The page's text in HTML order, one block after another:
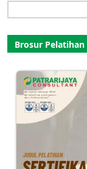
for:
Brosur Pelatihan